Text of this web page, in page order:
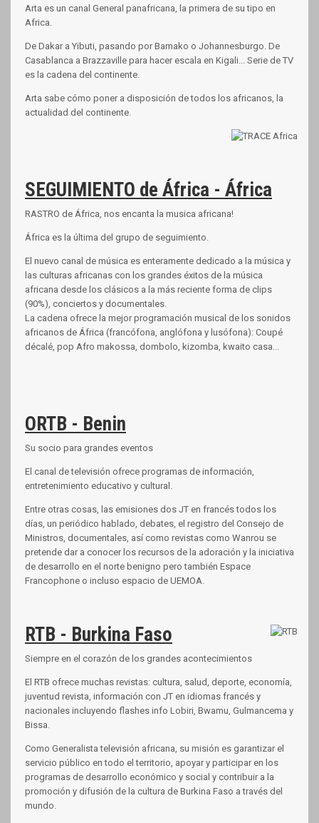
Arta es un canal General panafricana, la primera de su tipo en
Africa.
De Dakar a Yibuti, pasando por Bamako o Johannesburgo. De
Casablanca a Brazzaville para hacer escala en Kigali... Serie de TV
es la cadena del continente.
Arta sabe cómo poner a disposición de todos los africanos, la
actualidad del continente.
SEGUIMIENTO de África - África
RASTRO de África, nos encanta la musica africana!
África es la última del grupo de seguimiento.
El nuevo canal de música es enteramente dedicado a la música y
las culturas africanas con los grandes éxitos de la música
africana desde los clásicos a la más reciente forma de clips
(90%), conciertos y documentales.
La cadena ofrece la mejor programación musical de los sonidos
africanos de África (francófona, anglófona y lusófona): Coupé
décalé, pop Afro makossa, dombolo, kizomba, kwaito casa...
ORTB - Benin
Su socio para grandes eventos
El canal de televisión ofrece programas de información,
entretenimiento educativo y cultural.
Entre otras cosas, las emisiones dos JT en francés todos los
días, un periódico hablado, debates, el registro del Consejo de
Ministros, documentales, así como revistas como Wanrou se
pretende dar a conocer los recursos de la adoración y la iniciativa
de desarrollo en el norte benigno pero también Espace
Francophone o incluso espacio de UEMOA.
RTB - Burkina Faso
Siempre en el corazón de los grandes acontecimientos
El RTB ofrece muchas revistas: cultura, salud, deporte, economía,
juventud revista, información con JT en idiomas francés y
nacionales incluyendo flashes info Lobiri, Bwamu, Gulmancema y
Bissa.
Como Generalista televisión africana, su misión es garantizar el
servicio público en todo el territorio, apoyar y participar en los
programas de desarrollo económico y social y contribuir a la
promoción y difusión de la cultura de Burkina Faso a través del
mundo.